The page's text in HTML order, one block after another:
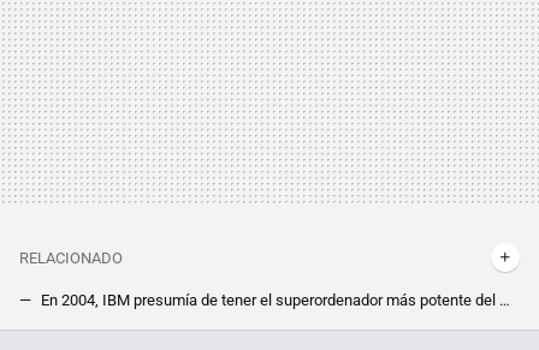
RELACIONADO
En 2004, IBM presumía de tener el superordenador más potente del mundo y 22 años después una sola RTX consigue dejarle en pañales